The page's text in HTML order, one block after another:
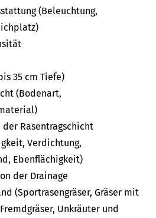
(Beleuchtung,
35 cm Tiefe)
(Bodenart,
Rasentragschicht
Verdichtung,
Ebenflächigkeit)
der Drainage
(Sportrasengräser, Gräser mit
Unkräuter und